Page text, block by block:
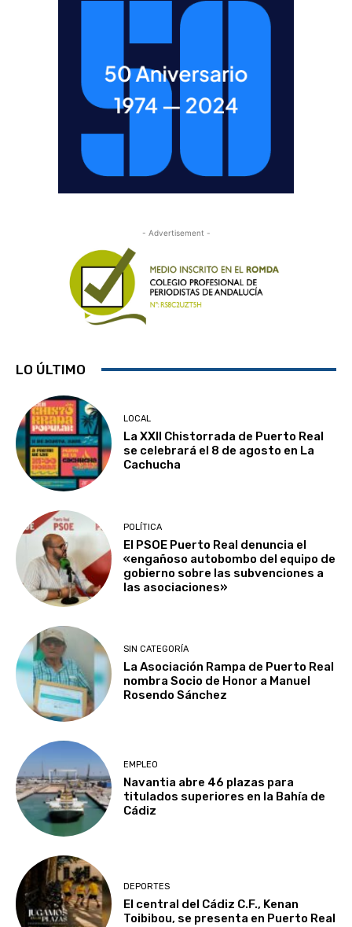
- Advertisement -
LO ÚLTIMO
LOCAL
La XXII Chistorrada de Puerto Real
se celebrará el 8 de agosto en La
Cachucha
POLÍTICA
El PSOE Puerto Real denuncia el
«engañoso autobombo del equipo de
gobierno sobre las subvenciones a
las asociaciones»
SIN CATEGORÍA
La Asociación Rampa de Puerto Real
nombra Socio de Honor a Manuel
Rosendo Sánchez
EMPLEO
Navantia abre 46 plazas para
titulados superiores en la Bahía de
Cádiz
DEPORTES
El central del Cádiz C.F., Kenan
Toibibou, se presenta en Puerto Real